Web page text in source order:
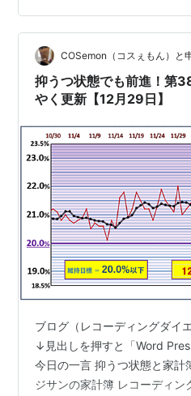
中ダイエットランキング参加
cosemon100.com
COSemon（コスぇもん）と
抑うつ状態でも前進！第
やく更新【12月29日】
ブログ（レコーディングダイ
↓見出しを押すと「Word
今日の一言 抑うつ状態と家
ジサンの家計簿 レコーディン